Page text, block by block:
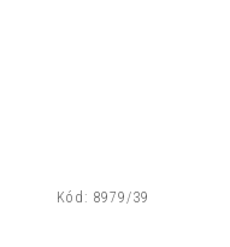
Kód: 8979/39